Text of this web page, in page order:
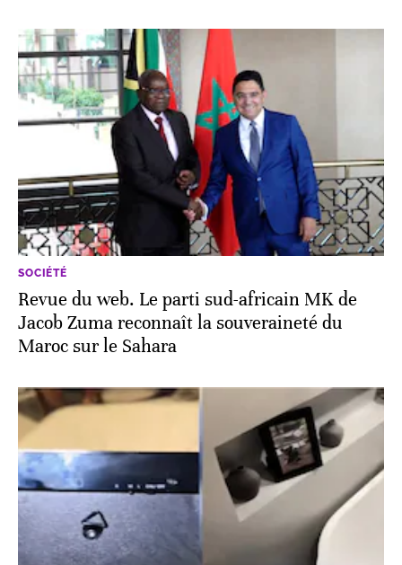
SOCIÉTÉ
Revue du web. Le parti sud-africain MK de
Jacob Zuma reconnaît la souveraineté du
Maroc sur le Sahara